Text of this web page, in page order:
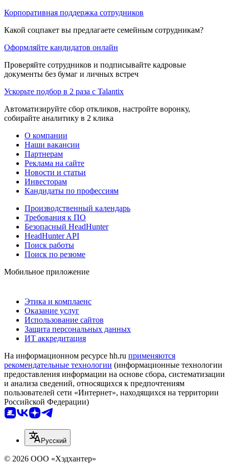
Корпоративная поддержка сотрудников
Какой соцпакет вы предлагаете семейным сотрудникам?
Оформляйте кандидатов онлайн
Проверяйте сотрудников и подписывайте кадровые
документы без бумаг и личных встреч
Ускорьте подбор в 2 раза с Talantix
Автоматизируйте сбор откликов, настройте воронку,
собирайте аналитику в 2 клика
О компании
Наши вакансии
Партнерам
Реклама на сайте
Новости и статьи
Инвесторам
Кандидаты по профессиям
Производственный календарь
Требования к ПО
Безопасный HeadHunter
HeadHunter API
Поиск работы
Поиск по резюме
Мобильное приложение
Этика и комплаенс
Оказание услуг
Использование сайтов
Защита персональных данных
ИТ аккредитация
На информационном ресурсе hh.ru применяются
рекомендательные технологии (информационные технологии
предоставления информации на основе сбора, систематизации
и анализа сведений, относящихся к предпочтениям
пользователей сети «Интернет», находящихся на территории
Российской Федерации)
Русский
© 2026 ООО «Хэдхантер»